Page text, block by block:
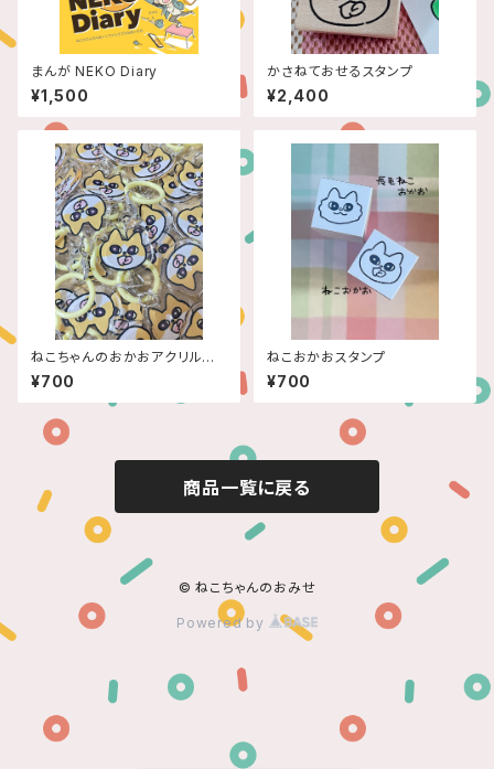
まんが NEKO Diary
¥1,500
かさねておせるスタンプ
¥2,400
ねこちゃんのおかおアクリルチャ
ーム
¥700
ねこおかおスタンプ
¥700
商品一覧に戻る
© ねこちゃんのおみせ
Powered by